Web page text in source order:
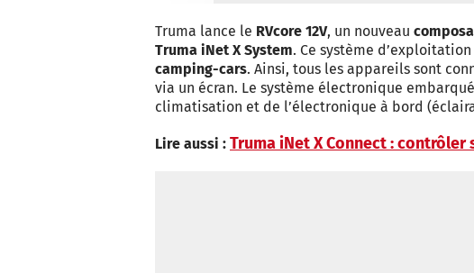
Truma lance le RVcore 12V, un nouveau
Truma iNet X System. Ce système
camping-cars. Ainsi, tous les appareils sont
via un écran. Le système électronique
climatisation et de l’électronique à bord
Lire aussi : Truma iNet X Connect :